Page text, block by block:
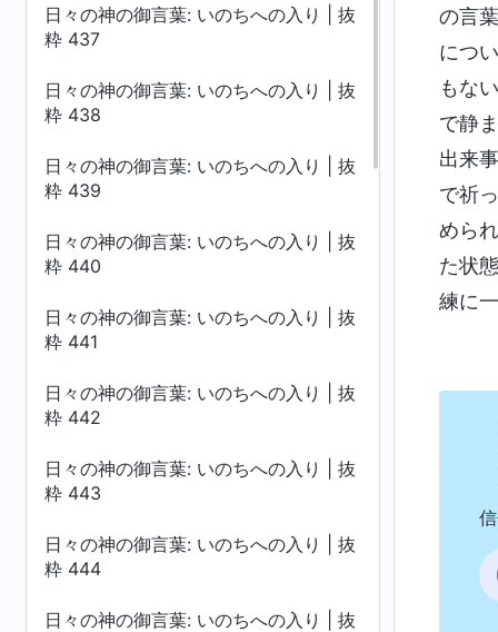
日々の神の御言葉: いのちへの入り | 抜
粋 437
日々の神の御言葉: いのちへの入り | 抜
粋 438
日々の神の御言葉: いのちへの入り | 抜
粋 439
日々の神の御言葉: いのちへの入り | 抜
粋 440
日々の神の御言葉: いのちへの入り | 抜
粋 441
日々の神の御言葉: いのちへの入り | 抜
粋 442
日々の神の御言葉: いのちへの入り | 抜
粋 443
日々の神の御言葉: いのちへの入り | 抜
粋 444
日々の神の御言葉: いのちへの入り | 抜
の言
につ
もな
で静
出来
で祈
めら
た状
練に